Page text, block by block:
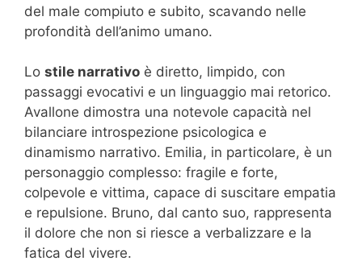
del male compiuto e subito, scavando nelle
profondità dell’animo umano.
Lo stile narrativo è diretto, limpido, con
passaggi evocativi e un linguaggio mai retorico.
Avallone dimostra una notevole capacità nel
bilanciare introspezione psicologica e
dinamismo narrativo. Emilia, in particolare, è un
personaggio complesso: fragile e forte,
colpevole e vittima, capace di suscitare empatia
e repulsione. Bruno, dal canto suo, rappresenta
il dolore che non si riesce a verbalizzare e la
fatica del vivere.